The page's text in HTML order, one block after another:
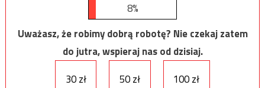
8%
Uważasz, że robimy dobrą robotę? Nie czekaj zatem
do jutra, wspieraj nas od dzisiaj.
30 zł
50 zł 100 zł